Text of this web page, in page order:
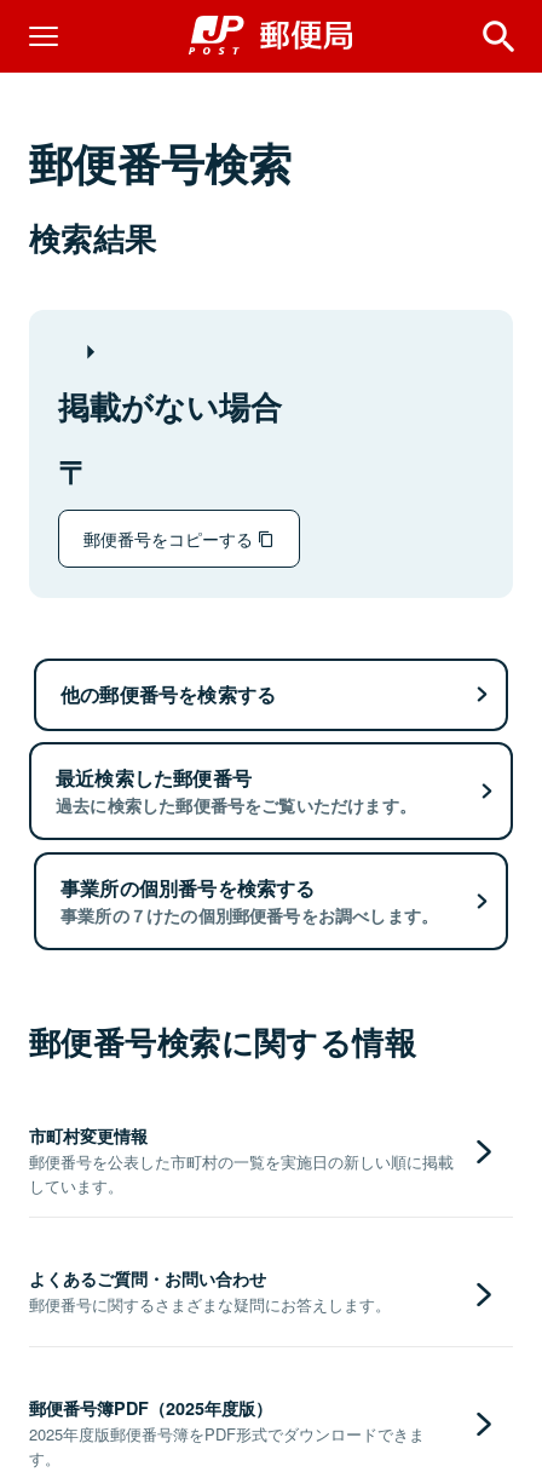
郵便番号検索
検索結果
掲載がない場合
郵便番号をコピーする
他の郵便番号を検索する
最近検索した郵便番号
過去に検索した郵便番号をご覧いただけます。
事業所の個別番号を検索する
事業所の７けたの個別郵便番号をお調べします。
郵便番号検索に関する情報
市町村変更情報
郵便番号を公表した市町村の一覧を実施日の新しい順に掲載
しています。
よくあるご質問・お問い合わせ
郵便番号に関するさまざまな疑問にお答えします。
郵便番号簿PDF（2025年度版）
2025年度版郵便番号簿をPDF形式でダウンロードできま
す。